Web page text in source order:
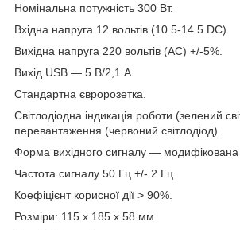
Номінальна потужність 300 Вт.
Вхідна напруга 12 вольтів (10.5-14.5 DC).
Вихідна напруга 220 вольтів (AC) +/-5%.
Вихід USB — 5 В/2,1 А.
Стандартна євророзетка.
Світлодіодна індикація роботи (зелений
перевантаження (червоний світлодіод).
Форма вихідного сигналу — модифікована
Частота сигналу 50 Гц +/- 2 Гц.
Коефіцієнт корисної дії > 90%.
Розміри: 115 х 185 х 58 мм